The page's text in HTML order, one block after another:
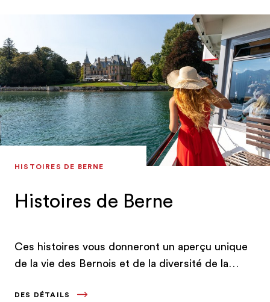
HISTOIRES DE BERNE
Histoires de Berne
Ces histoires vous donneront un aperçu unique
de la vie des Bernois et de la diversité de la
DES DÉTAILS